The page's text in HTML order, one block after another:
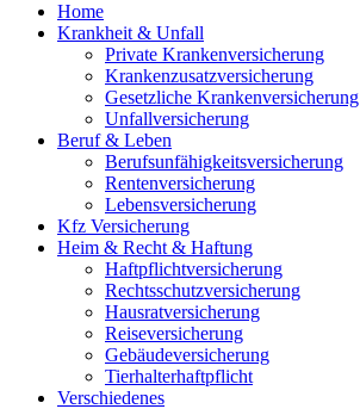
Home
Krankheit & Unfall
Private Krankenversicherung
Krankenzusatzversicherung
Gesetzliche Krankenversicherung
Unfallversicherung
Beruf & Leben
Berufsunfähigkeitsversicherung
Rentenversicherung
Lebensversicherung
Kfz Versicherung
Heim & Recht & Haftung
Haftpflichtversicherung
Rechtsschutzversicherung
Hausratversicherung
Reiseversicherung
Gebäudeversicherung
Tierhalterhaftpflicht
Verschiedenes